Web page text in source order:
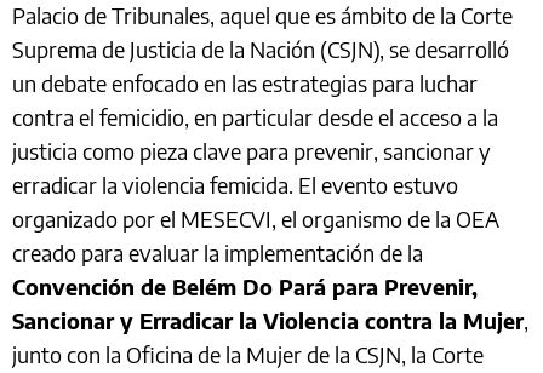
Palacio de Tribunales, aquel que es ámbito de la Corte
Suprema de Justicia de la Nación (CSJN), se desarrolló
un debate enfocado en las estrategias para luchar
contra el femicidio, en particular desde el acceso a la
justicia como pieza clave para prevenir, sancionar y
erradicar la violencia femicida. El evento estuvo
organizado por el MESECVI, el organismo de la OEA
creado para evaluar la implementación de la
Convención de Belém Do Pará para Prevenir,
Sancionar y Erradicar la Violencia contra la Mujer,
junto con la Oficina de la Mujer de la CSJN, la Corte